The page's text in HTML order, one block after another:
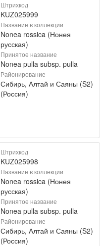
Штрихкод
KUZ025999
Название в коллекции
Nonea rossica (Нонея
русская)
Принятое название
Nonea pulla subsp. pulla
Районирование
Сибирь, Алтай и Саяны (S2)
(Россия)
Штрихкод
KUZ025998
Название в коллекции
Nonea rossica (Нонея
русская)
Принятое название
Nonea pulla subsp. pulla
Районирование
Сибирь, Алтай и Саяны (S2)
(Россия)